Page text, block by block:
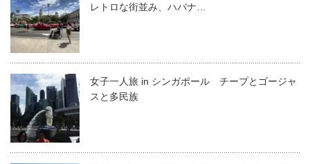
レトロな街並み、ハバナ…
女子一人旅 in シンガポール チープとゴージャ
スと多民族